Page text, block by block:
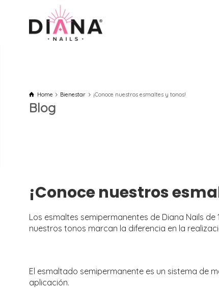
Home Bienestar ¡Conoce nuestros esmaltes y tonos!
Blog
¡Conoce nuestros
Los esmaltes semipermanentes de Diana Nails
nuestros tonos marcan la diferencia en la
El esmaltado semipermanente es un sistema de
aplicación.